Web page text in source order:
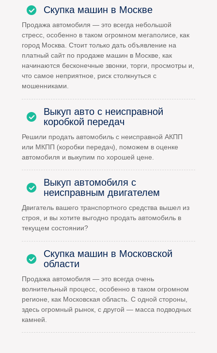
Скупка машин в Москве
Продажа автомобиля — это всегда небольшой
стресс, особенно в таком огромном мегаполисе, как
город Москва. Стоит только дать объявление на
платный сайт по продаже машин в Москве, как
начинаются бесконечные звонки, торги, просмотры и,
что самое неприятное, риск столкнуться с
мошенниками.
Выкуп авто с неисправной
коробкой передач
Решили продать автомобиль с неисправной АКПП
или МКПП (коробки передач), поможем в оценке
автомобиля и выкупим по хорошей цене.
Выкуп автомобиля с
неисправным двигателем
Двигатель вашего транспортного средства вышел из
строя, и вы хотите выгодно продать автомобиль в
текущем состоянии?
Скупка машин в Московской
области
Продажа автомобиля — это всегда очень
волнительный процесс, особенно в таком огромном
регионе, как Московская область. С одной стороны,
здесь огромный рынок, с другой — масса подводных
камней.